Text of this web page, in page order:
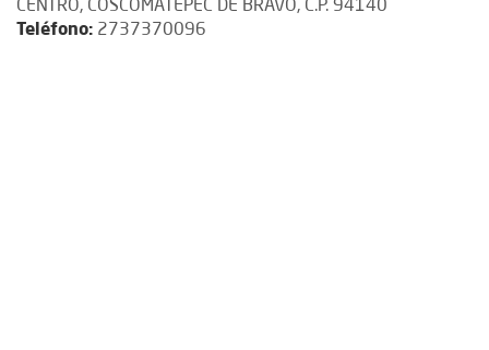
CENTRO, COSCOMATEPEC DE BRAVO, C.P. 94140
Teléfono: 2737370096